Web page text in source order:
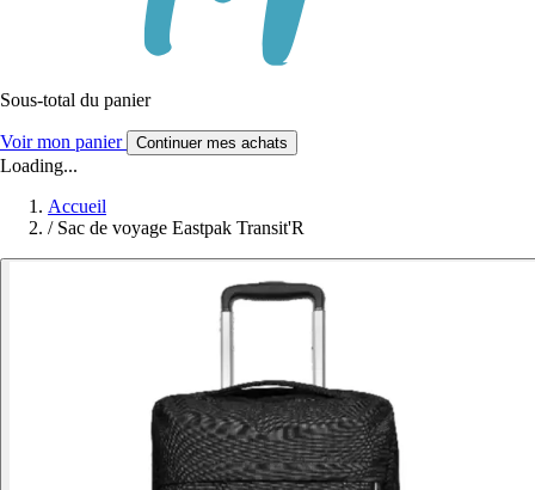
Sous-total du panier
Voir mon panier Continuer mes achats
Loading...
Accueil
/ Sac de voyage Eastpak Transit'R